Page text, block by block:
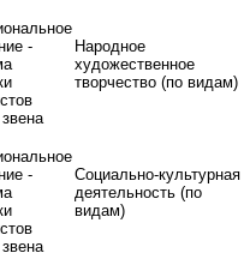
-
Народное
художественное
творчество (по видам)
-
Социально-культурная
деятельность (по
видам)